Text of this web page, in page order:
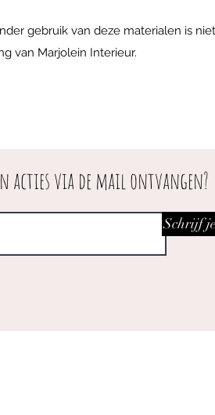
gebruik van deze materialen is
van Marjolein Interieur.
acties via de mail ontvangen?
Schrijf